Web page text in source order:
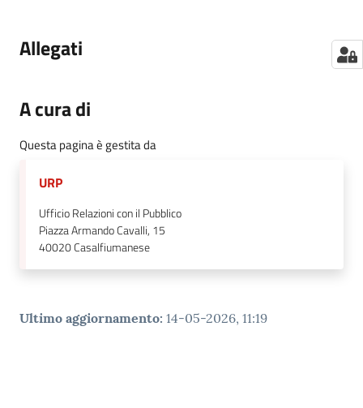
Allegati
A cura di
Questa pagina è gestita da
URP
Ufficio Relazioni con il Pubblico
Piazza Armando Cavalli, 15
40020Casalfiumanese
Ultimo aggiornamento: 14-05-2026, 11:19